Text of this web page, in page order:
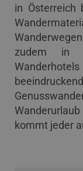
in Österreich
zudem in
kommt jeder